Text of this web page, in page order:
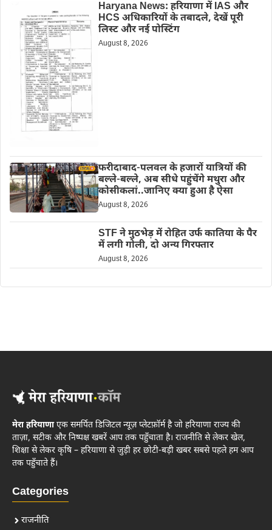
Haryana News: हरियाणा में IAS और
HCS अधिकारियों के तबादले, देखें पूरी
लिस्ट और नई पोस्टिंग
August 8, 2026
फरीदाबाद-पलवल के हजारों यात्रियों की
बल्ले-बल्ले, अब सीधे पहुंचेंगे मथुरा और
कोसीकलां..जानिए क्या हुआ है ऐसा
August 8, 2026
STF ने मुठभेड़ में रोहित उर्फ कातिया के पैर
में लगी गोली, दो अन्य गिरफ्तार
August 8, 2026
मेरा हरियाणाएक समर्पित डिजिटल न्यूज़ प्लेटफ़ॉर्म है जो हरियाणा राज्य की
ताज़ा, सटीक और निष्पक्ष खबरें आप तक पहुँचाता है। राजनीति से लेकर खेल,
शिक्षा से लेकर कृषि – हरियाणा से जुड़ी हर छोटी-बड़ी खबर सबसे पहले हम आप
तक पहुँचाते हैं।
Categories
राजनीति